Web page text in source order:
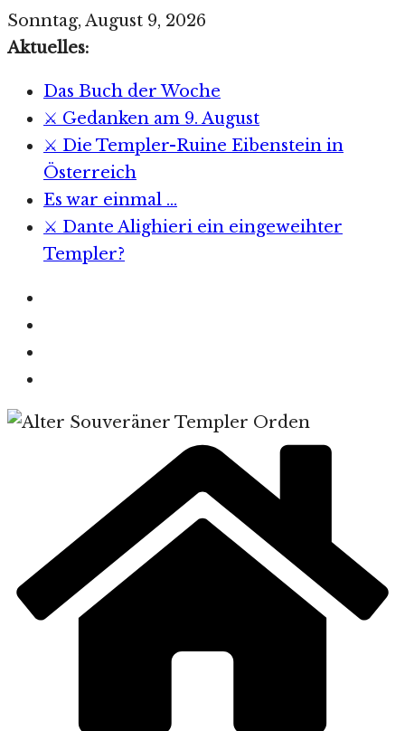
Zum
Inhalt
Sonntag, August 9, 2026
Aktuelles:
Das Buch der Woche
⚔️ Gedanken am 9. August
⚔️ Die Templer-Ruine Eibenstein in
Österreich
Es war einmal …
⚔️ Dante Alighieri ein eingeweihter
Templer?